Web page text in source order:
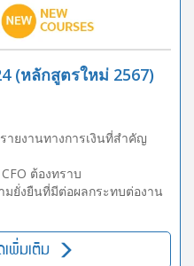
(หลักสูตรใหม่ 2567)
ายงานทางการเงินที่สำคัญ
ต้องทราบ
มยั่งยืนที่มีต่อผลกระทบต่องาน
เพิ่มเติม